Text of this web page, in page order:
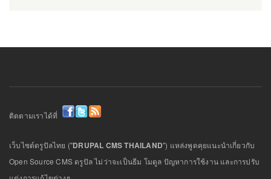
ติดตามเราได้ที่
เว็บไซต์ดรูปัลไทย ("DRUPAL CMS THAILAND") แหล่งพูดคุยแนะนำเกี่ยวกับ
Open Source CMS ดรูปัล ไม่ว่าจะเป็นธีม โมดูล ปัญหาการใช้งาน และการปรับ